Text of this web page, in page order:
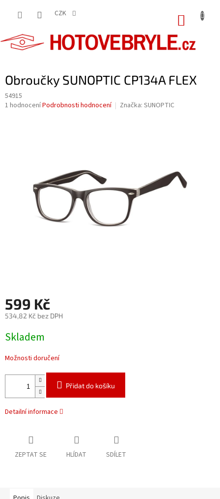
CZK
Obroučky SUNOPTIC CP134A FLEX
54915
Průměrné
1 hodnoceníPodrobnosti hodnocení Značka: SUNOPTIC
599 Kč
534,82 Kč bez DPH
cena:
Skladem
Možnosti doručení
Přidat do košíku
Detailní informace
ZEPTAT SE HLÍDAT SDÍLET